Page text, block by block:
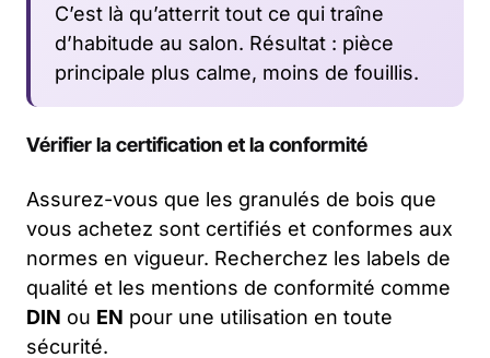
C’est là qu’atterrit tout ce qui traîne
d’habitude au salon. Résultat : pièce
principale plus calme, moins de fouillis.
Vérifier la certification et la conformité
Assurez-vous que les granulés de bois que
vous achetez sont certifiés et conformes aux
normes en vigueur. Recherchez les labels de
qualité et les mentions de conformité comme
DIN ou EN pour une utilisation en toute
sécurité.